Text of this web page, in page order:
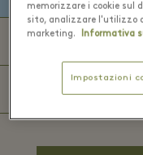
In auto
In pullman
memorizzare i cookie sul
sito, analizzare l'utilizzo
marketing.
Informativa
Impostazioni